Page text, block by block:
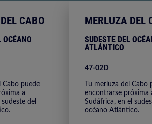
© OpenStreetMap Improve this map © Maxar
CABO
OCÉANO
Cabo puede
a
del
MERLUZA DEL
SUDESTE DEL
ATLÁNTICO
47-02D
Tu merluza del Cabo
encontrarse próxima
Sudáfrica, en el
océano Atlántico.